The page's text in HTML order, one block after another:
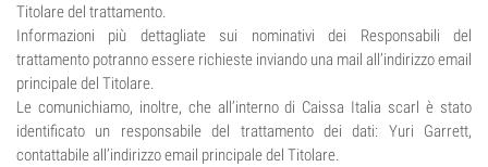
Titolare del trattamento.
Informazioni più dettagliate sui nominativi dei Responsabili del
trattamento potranno essere richieste inviando una mail all’indirizzo email
principale del Titolare.
Le comunichiamo, inoltre, che all’interno di Caissa Italia scarl è stato
identificato un responsabile del trattamento dei dati: Yuri Garrett,
contattabile all’indirizzo email principale del Titolare.